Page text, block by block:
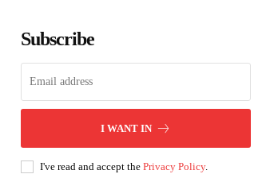
Subscribe
I WANT IN
I've read and accept the Privacy Policy.